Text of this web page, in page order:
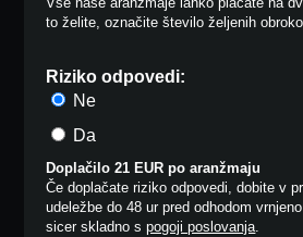
to želite, označite število željenih
Riziko odpovedi:
Ne
Da
Doplačilo 21 EUR po aranžmaju
Če doplačate riziko odpovedi, dobite v
udeležbe do 48 ur pred odhodom
sicer skladno spogoji poslovanja.